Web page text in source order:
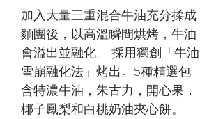
加入大量三重混合牛油充分揉成
麵團後，以高溫瞬間烘烤，牛油
會溢出並融化。 採用獨創「牛油
雪崩融化法」烤出。5種精選包
含特濃牛油，朱古力，開心果，
椰子鳳梨和白桃奶油夾心餅。